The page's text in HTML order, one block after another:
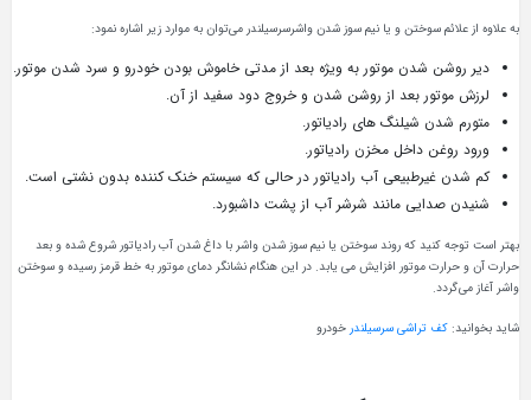
به علاوه از علائم سوختن و یا نیم‌ سوز شدن واشرسرسیلندر می‌توان به موارد زیر اشاره نمود:
دیر روشن شدن موتور به ویژه بعد از مدتی خاموش بودن خودرو و سرد شدن موتور.
لرزش موتور بعد از روشن شدن و خروج دود سفید از آن.
متورم شدن شیلنگ های رادیاتور.
ورود روغن داخل مخزن رادیاتور.
کم شدن غیرطبیعی آب رادیاتور در حالی که سیستم خنک‌ کننده بدون نشتی است.
شنیدن صدایی مانند شرشر آب از پشت داشبورد.
بهتر است توجه کنید که روند سوختن یا نیم‌ سوز شدن واشر با داغ شدن آب رادیاتور شروع شده و بعد
حرارت آن و حرارت موتور افزایش می یابد. در این هنگام نشانگر دمای موتور به خط قرمز رسیده و سوختن
واشر آغاز می‌گردد.
شاید بخوانید: کف تراشی سرسیلندر خودرو